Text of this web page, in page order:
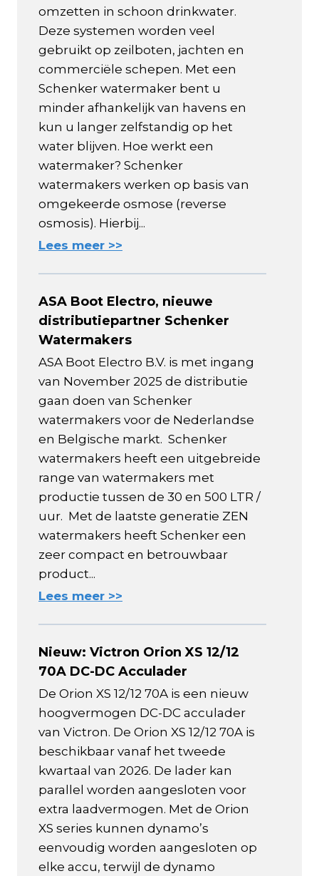
omzetten in schoon drinkwater.
Deze systemen worden veel
gebruikt op zeilboten, jachten en
commerciële schepen. Met een
Schenker watermaker bent u
minder afhankelijk van havens en
kun u langer zelfstandig op het
water blijven. Hoe werkt een
watermaker? Schenker
watermakers werken op basis van
omgekeerde osmose (reverse
osmosis). Hierbij...
Lees meer >>
ASA Boot Electro, nieuwe
distributiepartner Schenker
Watermakers
ASA Boot Electro B.V. is met ingang
van November 2025 de distributie
gaan doen van Schenker
watermakers voor de Nederlandse
en Belgische markt. Schenker
watermakers heeft een uitgebreide
range van watermakers met
productie tussen de 30 en 500 LTR /
uur. Met de laatste generatie ZEN
watermakers heeft Schenker een
zeer compact en betrouwbaar
product...
Lees meer >>
Nieuw: Victron Orion XS 12/12
70A DC-DC Acculader
De Orion XS 12/12 70A is een nieuw
hoogvermogen DC-DC acculader
van Victron. De Orion XS 12/12 70A is
beschikbaar vanaf het tweede
kwartaal van 2026. De lader kan
parallel worden aangesloten voor
extra laadvermogen. Met de Orion
XS series kunnen dynamo’s
eenvoudig worden aangesloten op
elke accu, terwijl de dynamo